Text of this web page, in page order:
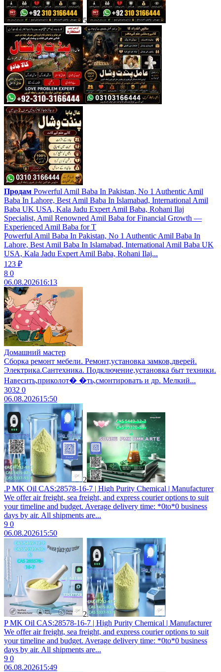
5
Продам Powerful Amil Baba In Pakistan, No 1 Authentic Amil
Baba In Lahore, Best Amil Baba In Islamabad, International Amil
Baba UK USA, Kala Jadu Expert Amil Baba, Rohani Ilaj
Specialist, Amil Renowned Amil Baba for Financial Growth —
Experienced Amil Baba for T
Powerful Amil Baba In Pakistan, No 1 Authentic Amil Baba In
Lahore, Best Amil Baba In Islamabad, International Amil Baba UK
USA, Kala Jadu Expert Amil Baba, Rohani Ilaj...
123 ₽
8 0
06.08.202616:13
Домашний мастер
Сборка ремонт мебели. Ремонт,установка замков,дверей.
Электрика.Сантехника. Подключение,установка быт техники.
Навесить,приколот� �ть,смонтировать и др. Мелкий...
3032 0
06.08.202615:50
2
.P MK Oil CAS:28578-16-7 | High Purity Chemical | Manufacturer
We offer air freight, sea freight, and express courier options to suit
your timeline and budget. Average delivery time: *0to*0 business
days by air. All shipments are...
9 0
06.08.202615:50
2
P MK Oil CAS:28578-16-7 | High Purity Chemical | Manufacturer
We offer air freight, sea freight, and express courier options to suit
your timeline and budget. Average delivery time: *0to*0 business
days by air. All shipments are...
9 0
06.08.202615:49